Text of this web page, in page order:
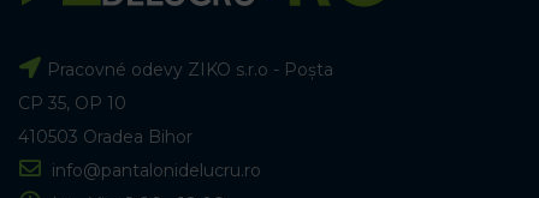
Pracovné odevy ZIKO s.r.o - Poșta
CP 35, OP 10
410503 Oradea Bihor
info@pantalonidelucru.ro